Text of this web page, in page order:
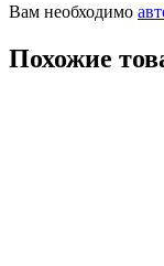
Вам необходимо
Похожие